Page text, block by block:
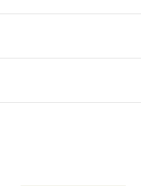
第2條第5款之規定，